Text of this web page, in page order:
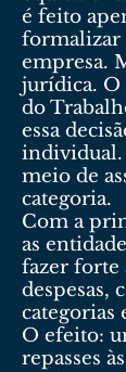
é feito
formalizar
empresa.
jurídica.
do
essa
individual.
meio de
categoria.
Com a
as
fazer forte
despesas,
O efeito:
repasses